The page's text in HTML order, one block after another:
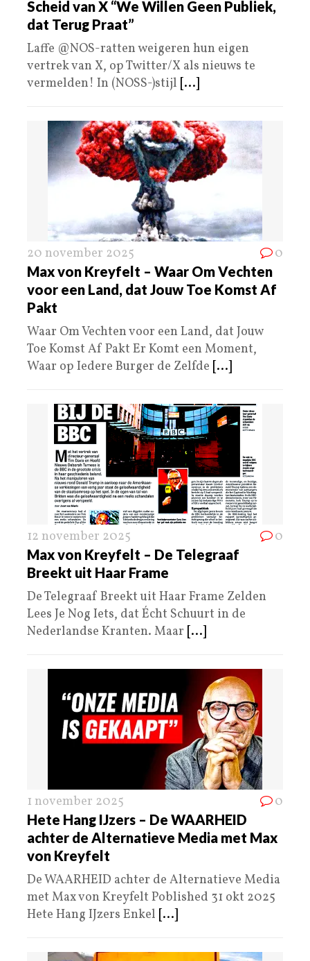
Scheid van X “We Willen Geen Publiek,
dat Terug Praat”
Laffe @NOS-ratten weigeren hun eigen
vertrek van X, op Twitter/X als nieuws te
vermelden! In (NOSS-)stijl [...]
20 november 2025 0
Max von Kreyfelt – Waar Om Vechten
voor een Land, dat Jouw Toe Komst Af
Pakt
Waar Om Vechten voor een Land, dat Jouw
Toe Komst Af Pakt Er Komt een Moment,
Waar op Iedere Burger de Zelfde [...]
12 november 2025 0
Max von Kreyfelt – De Telegraaf
Breekt uit Haar Frame
De Telegraaf Breekt uit Haar Frame Zelden
Lees Je Nog Iets, dat Écht Schuurt in de
Nederlandse Kranten. Maar [...]
1 november 2025 0
Hete Hang IJzers – De WAARHEID
achter de Alternatieve Media met Max
von Kreyfelt
De WAARHEID achter de Alternatieve Media
met Max von Kreyfelt Poblished 31 okt 2025
Hete Hang IJzers Enkel [...]